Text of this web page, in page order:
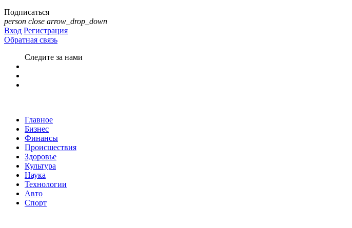
Подписаться
person close arrow_drop_down
Вход Регистрация
Обратная связь
Следите за нами
Главное
Бизнес
Финансы
Происшествия
Здоровье
Культура
Наука
Технологии
Авто
Спорт